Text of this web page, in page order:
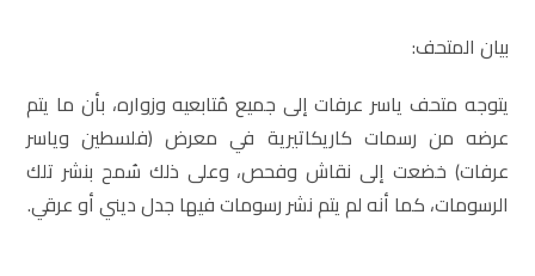
بيان المتحف:
يتوجه متحف ياسر عرفات إلى جميع مُتابعيه وزواره، بأن ما يتم
عرضه من رسمات كاريكاتيرية في معرض (فلسطين وياسر
عرفات) خضعت إلى نقاش وفحص، وعلى ذلك سُمح بنشر تلك
الرسومات، كما أنه لم يتم نشر رسومات فيها جدل ديني أو عرقي.